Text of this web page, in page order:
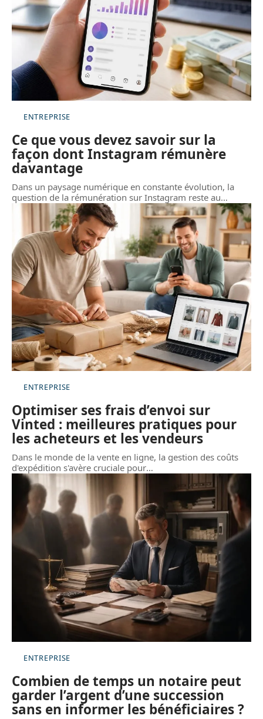
ENTREPRISE
Ce que vous devez savoir sur la
façon dont Instagram rémunère
davantage
Dans un paysage numérique en constante évolution, la
question de la rémunération sur Instagram reste au…
ENTREPRISE
Optimiser ses frais d’envoi sur
Vinted : meilleures pratiques pour
les acheteurs et les vendeurs
Dans le monde de la vente en ligne, la gestion des coûts
d'expédition s'avère cruciale pour…
ENTREPRISE
Combien de temps un notaire peut
garder l’argent d’une succession
sans en informer les bénéficiaires ?